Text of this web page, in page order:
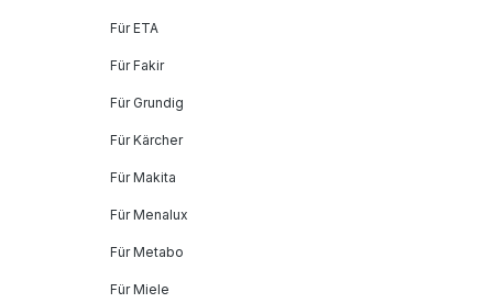
Für ETA
Für Fakir
Für Grundig
Für Kärcher
Für Makita
Für Menalux
Für Metabo
Für Miele